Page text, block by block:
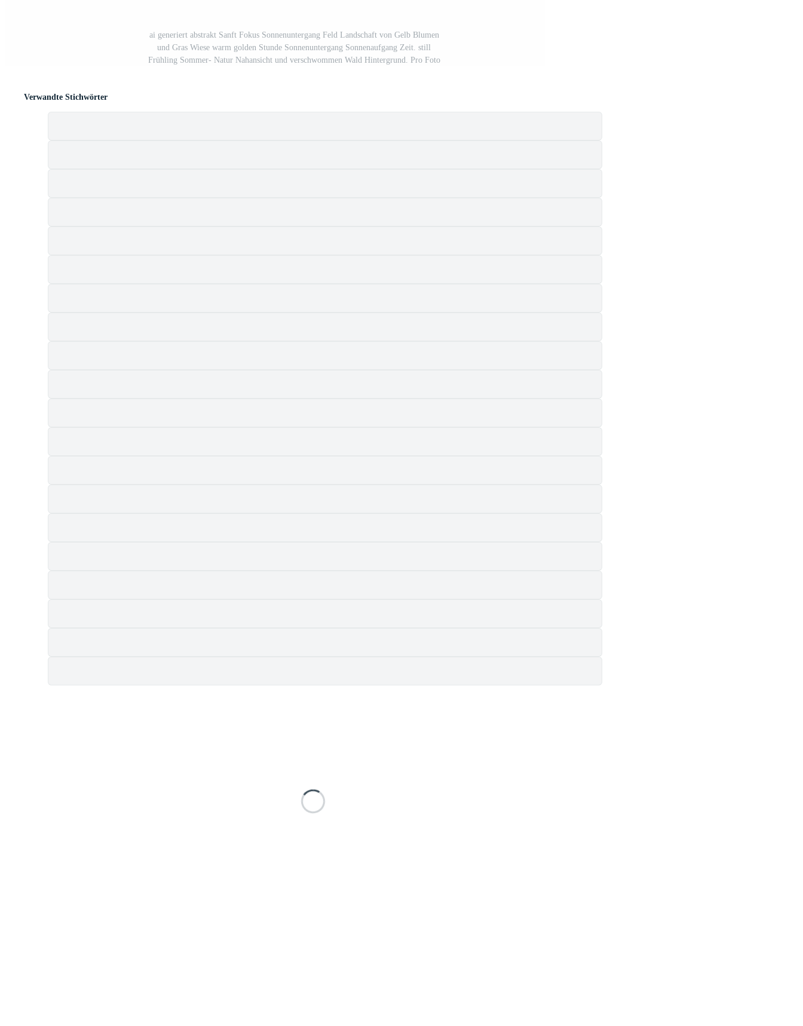
ai generiert abstrakt Sanft Fokus Sonnenuntergang Feld Landschaft von Gelb Blumen
und Gras Wiese warm golden Stunde Sonnenuntergang Sonnenaufgang Zeit. still
Frühling Sommer- Natur Nahansicht und verschwommen Wald Hintergrund. Pro Foto
Verwandte Stichwörter